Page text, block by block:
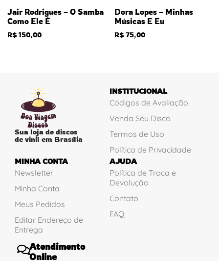
Jair Rodrigues – O Samba
Como Ele É
R$150,00
Dora Lopes – Minhas
Músicas E Eu
R$75,00
Sua loja de discos
de vinil em Brasília
INSTITUCIONAL
Códigos de Avaliação
Venda Seu Disco
Termos de Uso
Política de Privacidade
MINHA CONTA
Newsletter
Minha Conta
Meus Pedidos
Editar Endereço de
Entrega
AJUDA
Política de Troca e
Devolução
Contato
FAQ
Atendimento
Online